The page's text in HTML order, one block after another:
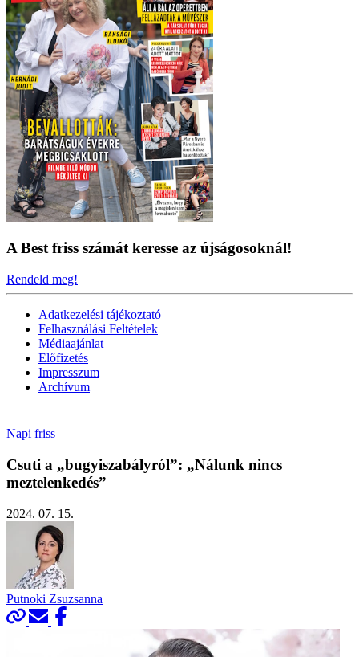
A Best friss számát keresse az újságosoknál!
Rendeld meg!
Adatkezelési tájékoztató
Felhasználási Feltételek
Médiaajánlat
Előfizetés
Impresszum
Archívum
Napi friss
Csuti a „bugyiszabályról”: „Nálunk nincs
meztelenkedés”
2024. 07. 15.
Putnoki Zsuzsanna